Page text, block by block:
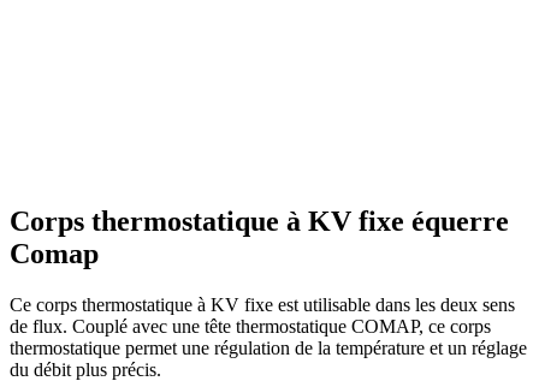
Corps thermostatique à KV fixe équerre
Comap
Ce corps thermostatique à KV fixe est utilisable dans les deux sens
de flux. Couplé avec une tête thermostatique COMAP, ce corps
thermostatique permet une régulation de la température et un réglage
du débit plus précis.